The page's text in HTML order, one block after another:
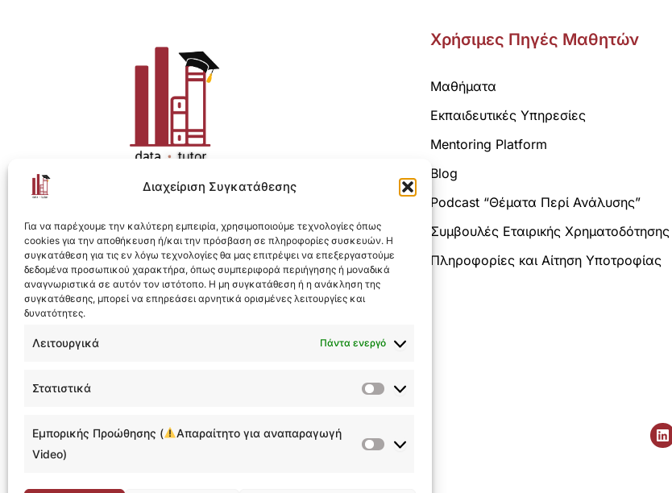
Διαχείριση Συγκατάθεσης
Για να παρέχουμε την καλύτερη εμπειρία, χρησιμοποιούμε τεχνολογίες όπως
cookies για την αποθήκευση ή/και την πρόσβαση σε πληροφορίες συσκευών. Η
συγκατάθεση για τις εν λόγω τεχνολογίες θα μας επιτρέψει να επεξεργαστούμε
δεδομένα προσωπικού χαρακτήρα, όπως συμπεριφορά περιήγησης ή μοναδικά
αναγνωριστικά σε αυτόν τον ιστότοπο. Η μη συγκατάθεση ή η ανάκληση της
συγκατάθεσης, μπορεί να επηρεάσει αρνητικά ορισμένες λειτουργίες και
δυνατότητες.
Λειτουργικά Πάντα ενεργό
Στατιστικά
Στατιστικά
Εμπορικής Προώθησης (
Απαραίτητο για αναπαραγωγή
Video)
Εμπορικής
Η ολοκληρωμένη e-learning λύση για Data Analytics.
Designed & Developed byFlare
Χρήσιμες Πηγές Μαθητών
Μαθήματα
Εκπαιδευτικές Υπηρεσίες
Mentoring Platform
Blog
Podcast “Θέματα Περί Ανάλυσης”
Συμβουλές Εταιρικής Χρηματοδότησης
Πληροφορίες και Αίτηση Υποτροφίας
ask@datatutor.gr
@datatutorgreece
L
i